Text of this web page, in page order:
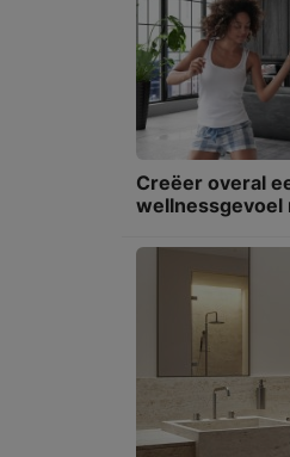
Creëer overal
wellnessgevoel